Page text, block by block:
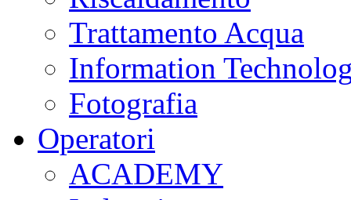
Trattamento Acqua
Information
Fotografia
Operatori
ACADEMY